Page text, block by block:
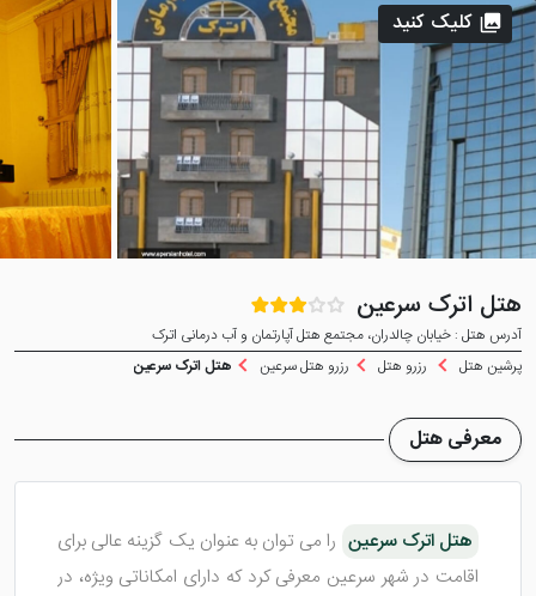
هتل اترک سرعین
آدرس هتل : خیابان چالدران، مجتمع هتل آپارتمان و آب درمانی اترک
پرشین هتل
رزرو هتل رزرو هتل سرعین هتل اترک سرعین
کلیک کنید
معرفی هتل
هتل اترک سرعین را می توان به عنوان یک گزینه عالی برای
اقامت در شهر سرعین معرفی کرد که دارای امکاناتی ویژه، در